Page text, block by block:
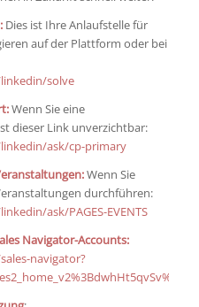
Dies ist Ihre Anlaufstelle für
auf der Plattform oder bei
solve
Wenn Sie eine
dieser Link unverzichtbar:
ask/cp-primary
Wenn Sie
durchführen:
ask/PAGES-EVENTS
Navigator-Accounts:
navigator?